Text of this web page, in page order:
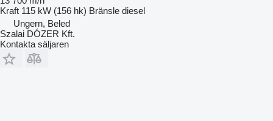
Kraft 115 kW (156 hk) Bränsle diesel
Ungern, Beled
Szalai DÓZER Kft.
Kontakta säljaren